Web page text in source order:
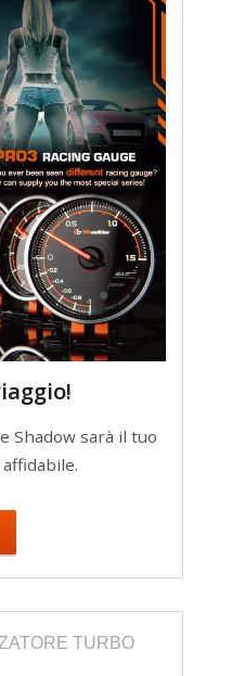
Shadow sarà il tuo
TURBO